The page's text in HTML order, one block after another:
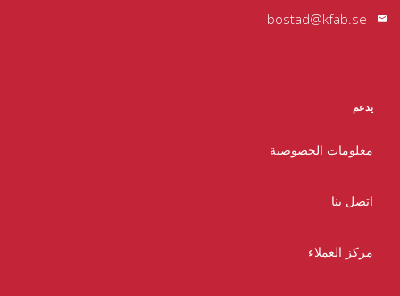
bostad@kfab.se
يدعم
معلومات الخصوصية
اتصل بنا
مركز العملاء